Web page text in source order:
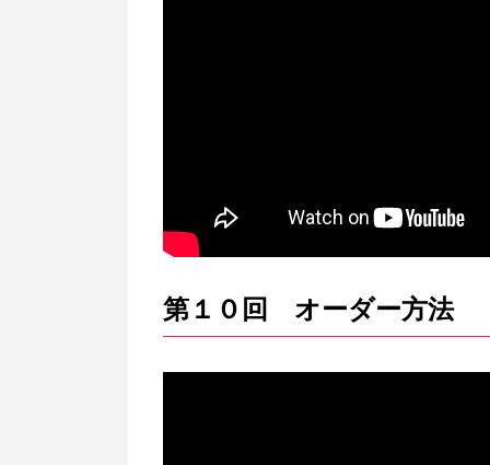
第１０回 オーダー方法